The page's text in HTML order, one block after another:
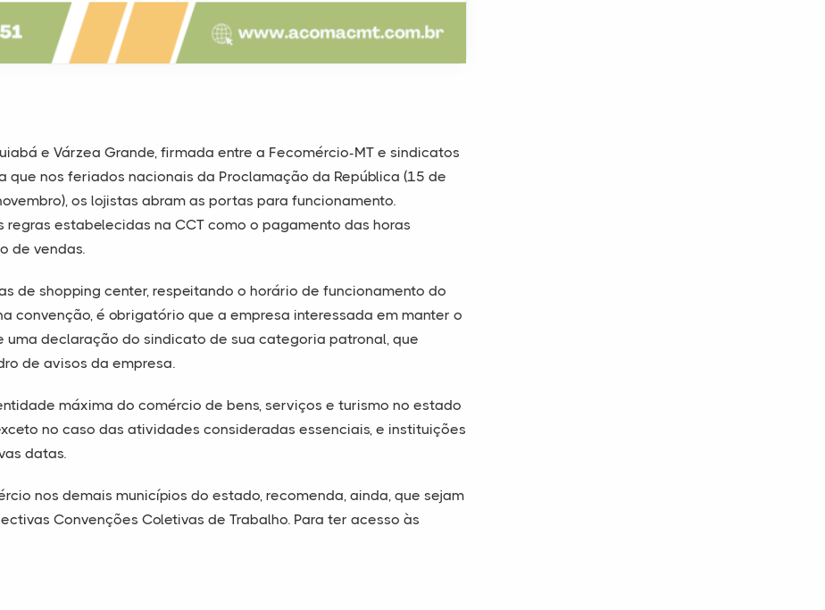
e Várzea Grande, firmada entre a Fecomércio-MT e sindicatos
nos feriados nacionais da Proclamação da República (15 de
os lojistas abram as portas para funcionamento.
regras estabelecidas na CCT como o pagamento das horas
de vendas.
de shopping center, respeitando o horário de funcionamento do
convenção, é obrigatório que a empresa interessada em manter o
declaração do sindicato de sua categoria patronal, que
de avisos da empresa.
máxima do comércio de bens, serviços e turismo no estado
no caso das atividades consideradas essenciais, e instituições
datas.
nos demais municípios do estado, recomenda, ainda, que sejam
Convenções Coletivas de Trabalho. Para ter acesso às